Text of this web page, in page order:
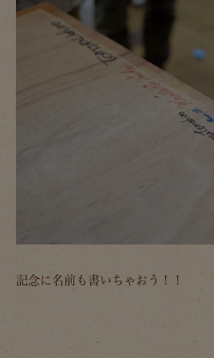
記念に名前も書いちゃおう！！